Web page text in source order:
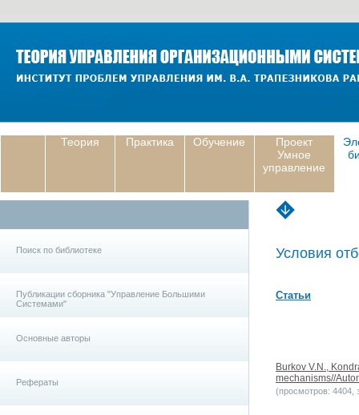
Теория Практика Обучение
Проект
Умное
управление
Поиск по библиотеке
Публикации сборника "Управление Большими
Системами"
Основные авторы
Рефераты
Условия
Статьи
Burkov V.N.,
mechanisms//
(просмотров: 4404,